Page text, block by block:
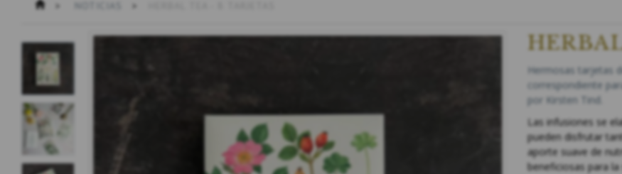
Hermosas tarjetas
correspondiente
por Kirsten Tind.
Las infusiones se
pueden disfrutar
aporte suave de
beneficiosas para la